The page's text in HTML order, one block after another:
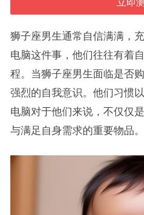
狮子座男生通常自信满满，
电脑这件事，他们往往有着
程。当狮子座男生面临是否
强烈的自我意识。他们习惯
电脑对于他们来说，不仅仅
与满足自身需求的重要物品。